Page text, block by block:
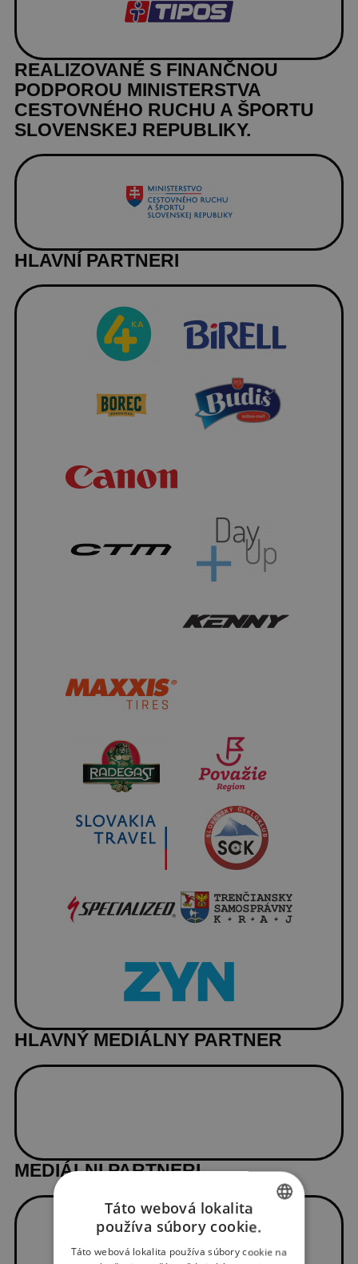
REALIZOVANÉ S FINANČNOU
PODPOROU MINISTERSTVA
CESTOVNÉHO RUCHU A ŠPORTU
SLOVENSKEJ REPUBLIKY.
HLAVNÍ PARTNERI
HLAVNÝ MEDIÁLNY PARTNER
MEDIÁLNI PARTNERI
SLOVAK
ENGLISH
Táto webová lokalita
používa súbory cookie.
Táto webová lokalita používa súbory cookie na